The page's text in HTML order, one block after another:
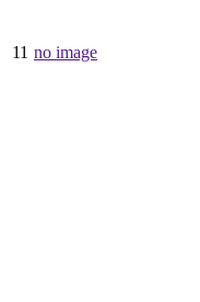
11 no image